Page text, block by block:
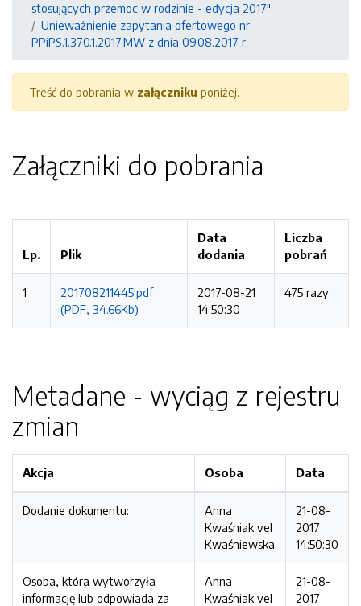
stosujących przemoc w rodzinie - edycja 2017"
Unieważnienie zapytania ofertowego nr
PPiPS.1.370.1.2017.MW z dnia 09.08.2017 r.
Treść do pobrania w załączniku poniżej.
Załączniki do pobrania
Lp. Plik
Data
dodania
Liczba
pobrań
1
201708211445.pdf
(PDF, 34.66Kb)
2017-08-21
14:50:30
475 razy
Metadane - wyciąg z rejestru
zmian
Akcja Osoba Data
Dodanie dokumentu:
Anna
Kwaśniak vel
Kwaśniewska
21-08-
2017
14:50:30
Osoba, która wytworzyła
informację lub odpowiada za
Anna
Kwaśniak vel
21-08-
2017